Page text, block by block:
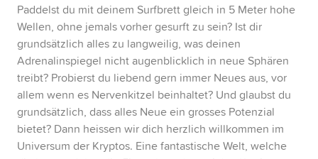
Paddelst du mit deinem Surfbrett gleich in 5 Meter hohe
Wellen, ohne jemals vorher gesurft zu sein? Ist dir
grundsätzlich alles zu langweilig, was deinen
Adrenalinspiegel nicht augenblicklich in neue Sphären
treibt? Probierst du liebend gern immer Neues aus, vor
allem wenn es Nervenkitzel beinhaltet? Und glaubst du
grundsätzlich, dass alles Neue ein grosses Potenzial
bietet? Dann heissen wir dich herzlich willkommen im
Universum der Kryptos. Eine fantastische Welt, welche